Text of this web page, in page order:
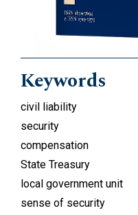
Keywords
civil liability
security
compensation
State Treasury
local government unit
sense of security